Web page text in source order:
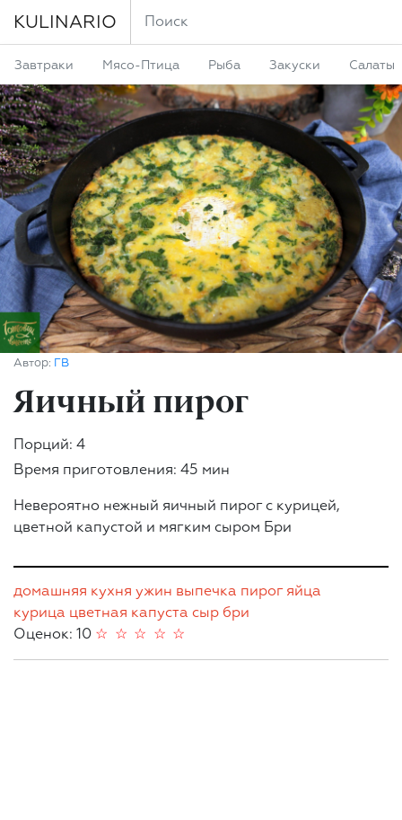
KULINARIO
Завтраки Мясо-Птица Рыба Закуски Салаты
Автор: ГВ
Яичный пирог
Порций: 4
Время приготовления: 45 мин
Невероятно нежный яичный пирог с курицей,
цветной капустой и мягким сыром Бри
домашняя кухня ужин выпечка пирог яйца
курица цветная капуста сыр бри
Оценок: 10
☆
☆
☆
☆
☆